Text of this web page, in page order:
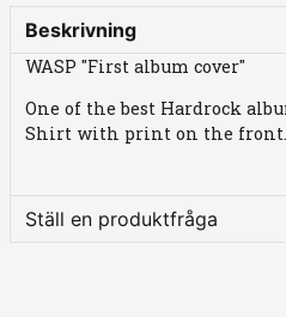
Beskrivning
WASP "First album cover"
One of the best Hardrock
Shirt with print on the front.
Ställ en produktfråga